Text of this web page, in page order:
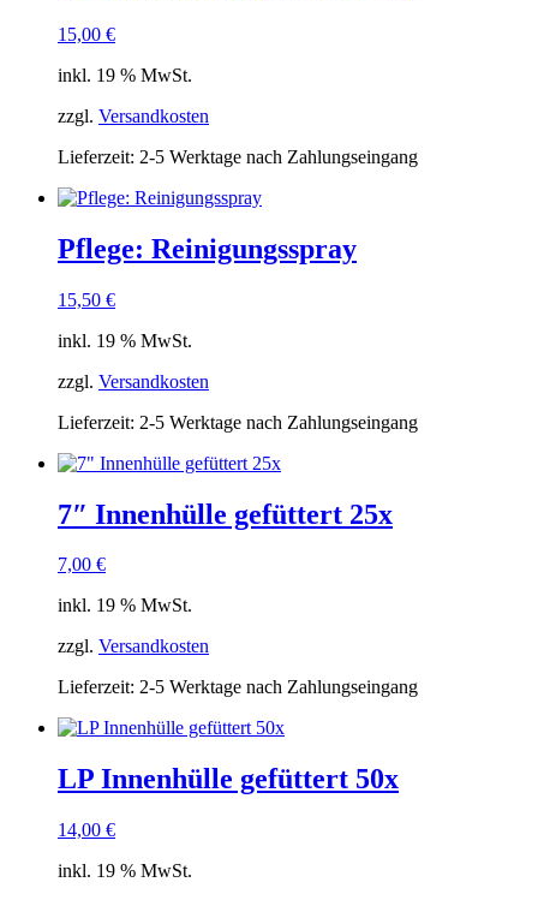
15,00 €
inkl. 19 % MwSt.
zzgl. Versandkosten
Lieferzeit: 2-5 Werktage nach Zahlungseingang
Pflege: Reinigungsspray
15,50 €
inkl. 19 % MwSt.
zzgl. Versandkosten
Lieferzeit: 2-5 Werktage nach Zahlungseingang
7″ Innenhülle gefüttert 25x
7,00 €
inkl. 19 % MwSt.
zzgl. Versandkosten
Lieferzeit: 2-5 Werktage nach Zahlungseingang
LP Innenhülle gefüttert 50x
14,00 €
inkl. 19 % MwSt.